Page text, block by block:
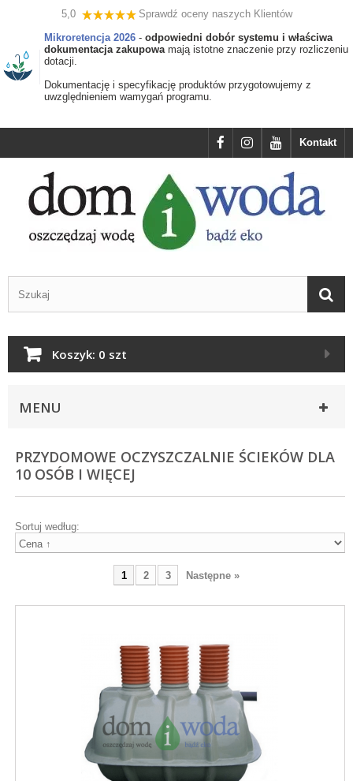
5,0
Sprawdź oceny naszych Klientów
Mikroretencja 2026 - odpowiedni dobór systemu i właściwa
dokumentacja zakupowamają istotne znaczenie przy rozliczeniu
dotacji.
Dokumentację i specyfikację produktów przygotowujemy z
uwzględnieniem wamygań programu.
Kontakt
Koszyk: 0 szt
MENU
PRZYDOMOWE OCZYSZCZALNIE ŚCIEKÓW DLA
10 OSÓB I WIĘCEJ
Sortuj według:
1 2 3 Następne »